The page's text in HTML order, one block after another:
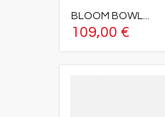
BLOOM BOWL...
109,00 €